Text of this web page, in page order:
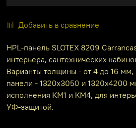
Добавить в сравнение
HPL-панель SLOTEX 8209
интерьера, сантехнических
Варианты толщины - от 4 до 16 мм,
панели - 1320х3050 и 1320х4200
исполнения КМ1 и КМ4, для
УФ-защитой.